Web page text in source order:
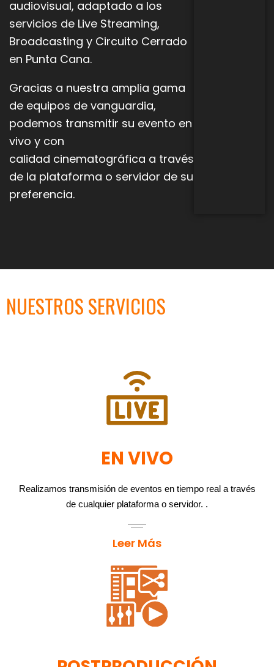
audiovisual, adaptado a los
servicios de Live Streaming,
Broadcasting y Circuito Cerrado
en Punta Cana.
Gracias a nuestra amplia gama
de equipos de vanguardia,
podemos transmitir su evento en
vivo y con
calidad cinematográfica a través
de la plataforma o servidor de su
preferencia.
NUESTROS SERVICIOS
EN VIVO
Realizamos transmisión de eventos en tiempo real a través
de cualquier plataforma o servidor. .
Leer Más